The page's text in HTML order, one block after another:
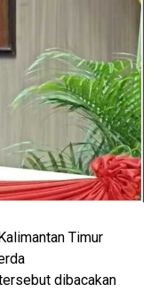
Timur
dibacakan